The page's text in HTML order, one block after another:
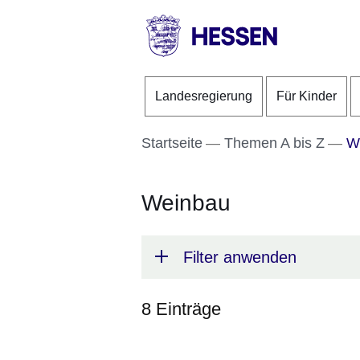
Direkt zum Kopf der
Direkt zum Inhalt
Direkt zum Fuß der
Landesregierung
Landesregierung Für Kinder
Startseite Themen A bis Z
Weinbau
Filter anwenden
8 Einträge